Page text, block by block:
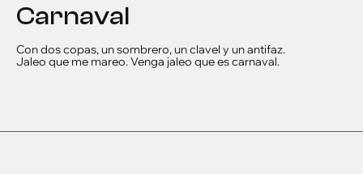
carnaval
Con dos copas, un sombrero, un clavel y un antifaz.
Jaleo que me mareo. Venga jaleo que es carnaval.